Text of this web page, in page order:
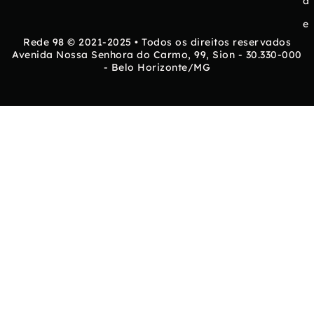
e
Rede 98 © 2021-2025 • Todos os direitos reservados
Avenida Nossa Senhora do Carmo, 99, Sion - 30.330-000
- Belo Horizonte/MG